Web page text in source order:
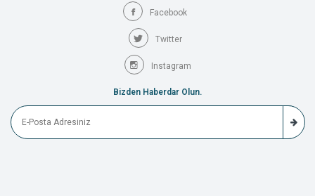
Facebook
Twitter
Instagram
Bizden Haberdar Olun.